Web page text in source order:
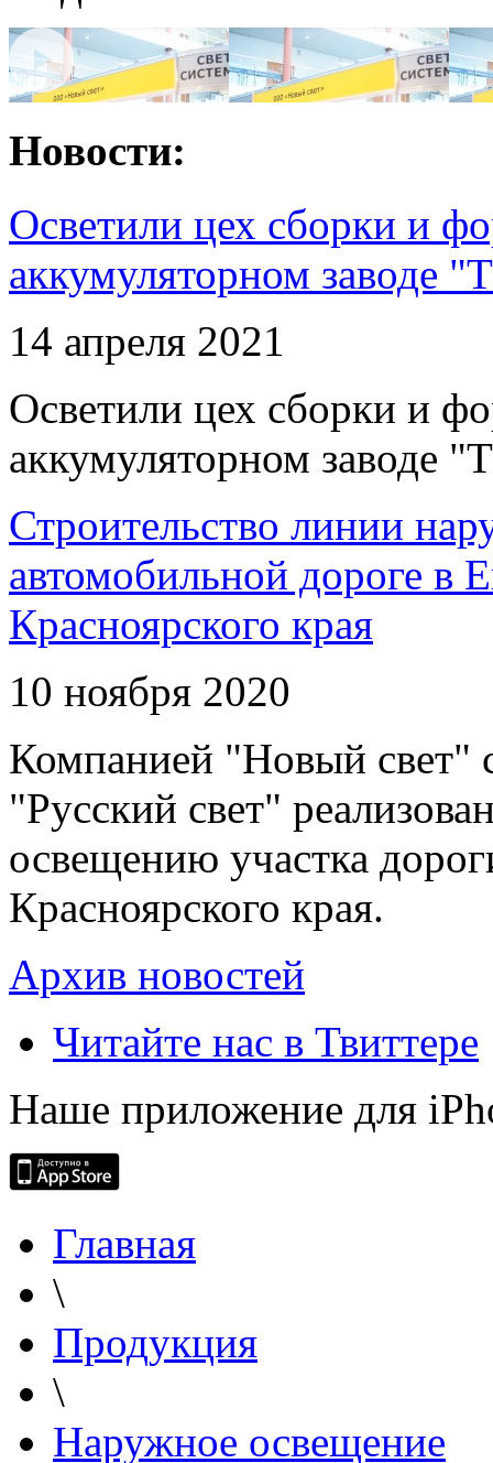
Новости:
Осветили цех сборки и
аккумуляторном заводе
14 апреля 2021
Осветили цех сборки и
аккумуляторном заводе
Строительство линии
автомобильной дороге в
Красноярского края
10 ноября 2020
Компанией "Новый свет"
"Русский свет"
освещению участка
Красноярского края.
Архив новостей
Читайте нас в Твиттере
Наше приложение для
Главная
\
Продукция
\
Наружное освещение